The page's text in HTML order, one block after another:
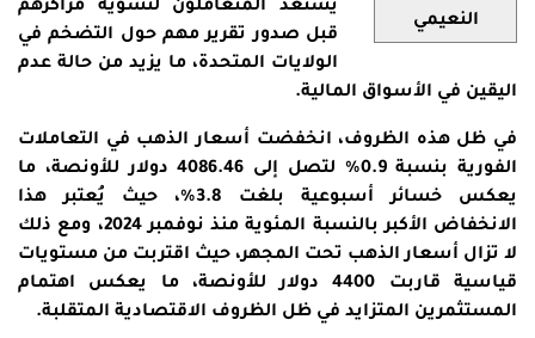
النعيمي
يستعد المتعاملون لتسوية مراكزهم
قبل صدور تقرير مهم حول التضخم في
الولايات المتحدة، ما يزيد من حالة عدم
اليقين في الأسواق المالية.
في ظل هذه الظروف، انخفضت أسعار الذهب في التعاملات
الفورية بنسبة 0.9% لتصل إلى 4086.46 دولار للأونصة، ما
يعكس خسائر أسبوعية بلغت 3.8%، حيث يُعتبر هذا
الانخفاض الأكبر بالنسبة المئوية منذ نوفمبر 2024، ومع ذلك
لا تزال أسعار الذهب تحت المجهر، حيث اقتربت من مستويات
قياسية قاربت 4400 دولار للأونصة، ما يعكس اهتمام
المستثمرين المتزايد في ظل الظروف الاقتصادية المتقلبة.